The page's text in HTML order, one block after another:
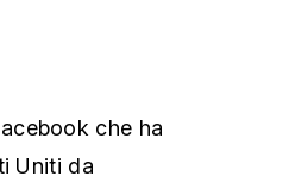
che ha
Uniti da